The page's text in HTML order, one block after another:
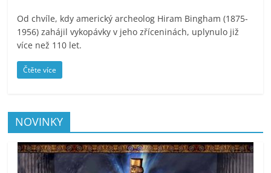
Od chvíle, kdy americký archeolog Hiram Bingham (1875-
1956) zahájil vykopávky v jeho zříceninách, uplynulo již
více než 110 let.
Čtěte více
NOVINKY